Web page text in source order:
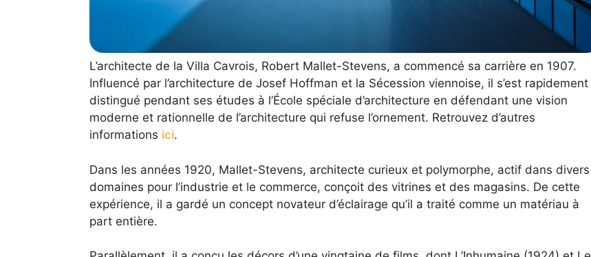
L’architecte de la Villa Cavrois, Robert Mallet-Stevens, a commencé sa carrière en 1907.
Influencé par l’architecture de Josef Hoffman et la Sécession viennoise, il s’est rapidement
distingué pendant ses études à l’École spéciale d’architecture en défendant une vision
moderne et rationnelle de l’architecture qui refuse l’ornement. Retrouvez d’autres
informations ici.
Dans les années 1920, Mallet-Stevens, architecte curieux et polymorphe, actif dans divers
domaines pour l’industrie et le commerce, conçoit des vitrines et des magasins. De cette
expérience, il a gardé un concept novateur d’éclairage qu’il a traité comme un matériau à
part entière.